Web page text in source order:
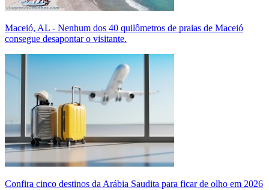
Maceió, AL - Nenhum dos 40 quilômetros de praias de Maceió
consegue desapontar o visitante.
Confira cinco destinos da Arábia Saudita para ficar de olho em 2026